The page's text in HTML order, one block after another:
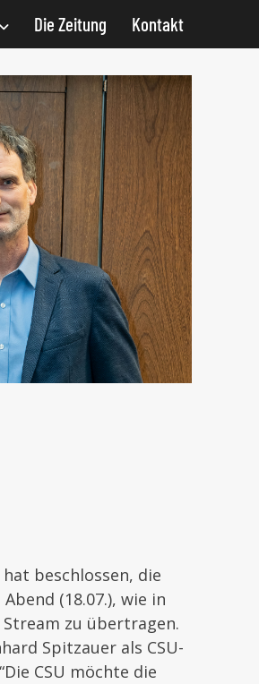
Die Zeitung Kontakt
beschlossen, die
(18.07.), wie in
zu übertragen.
Spitzauer als CSU-
CSU möchte die